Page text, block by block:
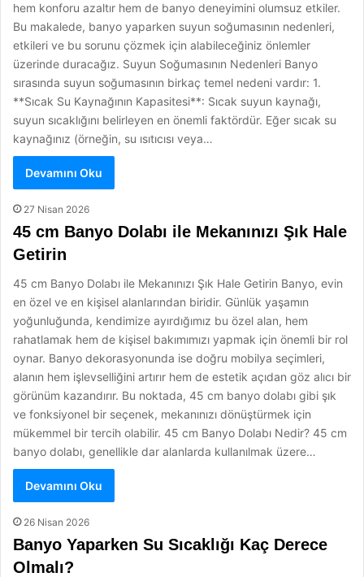
hem konforu azaltır hem de banyo deneyimini olumsuz etkiler.
Bu makalede, banyo yaparken suyun soğumasının nedenleri,
etkileri ve bu sorunu çözmek için alabileceğiniz önlemler
üzerinde duracağız. Suyun Soğumasının Nedenleri Banyo
sırasında suyun soğumasının birkaç temel nedeni vardır: 1.
**Sıcak Su Kaynağının Kapasitesi**: Sıcak suyun kaynağı,
suyun sıcaklığını belirleyen en önemli faktördür. Eğer sıcak su
kaynağınız (örneğin, su ısıtıcısı veya…
Devamını Oku
27 Nisan 2026
45 cm Banyo Dolabı ile Mekanınızı Şık Hale
Getirin
45 cm Banyo Dolabı ile Mekanınızı Şık Hale Getirin Banyo, evin
en özel ve en kişisel alanlarından biridir. Günlük yaşamın
yoğunluğunda, kendimize ayırdığımız bu özel alan, hem
rahatlamak hem de kişisel bakımımızı yapmak için önemli bir rol
oynar. Banyo dekorasyonunda ise doğru mobilya seçimleri,
alanın hem işlevselliğini artırır hem de estetik açıdan göz alıcı bir
görünüm kazandırır. Bu noktada, 45 cm banyo dolabı gibi şık
ve fonksiyonel bir seçenek, mekanınızı dönüştürmek için
mükemmel bir tercih olabilir. 45 cm Banyo Dolabı Nedir? 45 cm
banyo dolabı, genellikle dar alanlarda kullanılmak üzere…
Devamını Oku
26 Nisan 2026
Banyo Yaparken Su Sıcaklığı Kaç Derece
Olmalı?